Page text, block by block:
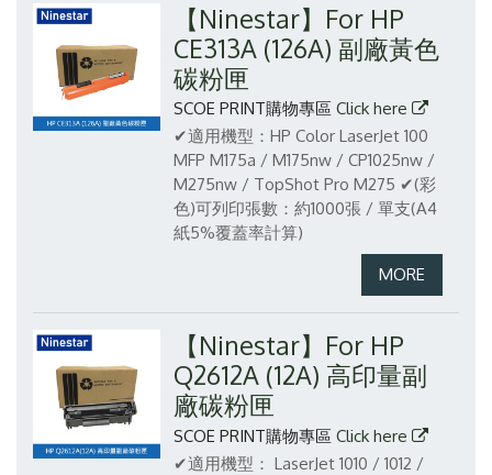
【Ninestar】For HP
CE313A (126A) 副廠黃色
碳粉匣
SCOE PRINT購物專區 Click here
✔適用機型：HP Color LaserJet 100
MFP M175a / M175nw / CP1025nw /
M275nw / TopShot Pro M275 ✔(彩
色)可列印張數：約1000張 / 單支(A4
紙5%覆蓋率計算)
【Ninestar】For HP
Q2612A (12A) 高印量副
廠碳粉匣
SCOE PRINT購物專區 Click here
✔適用機型： LaserJet 1010 / 1012 /